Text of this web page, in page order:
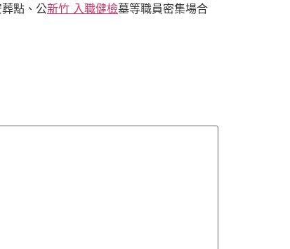
點、公新竹 入職健檢墓等職員密集場合